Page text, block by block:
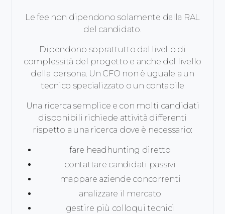
Le fee non dipendono solamente dalla RAL
del candidato.
Dipendono soprattutto dal livello di
complessità del progetto e anche del livello
della persona. Un CFO non è uguale a un
tecnico specializzato o un contabile
Una ricerca semplice e con molti candidati
disponibili richiede attività differenti
rispetto a una ricerca dove è necessario:
fare headhunting diretto
contattare candidati passivi
mappare aziende concorrenti
analizzare il mercato
gestire più colloqui tecnici